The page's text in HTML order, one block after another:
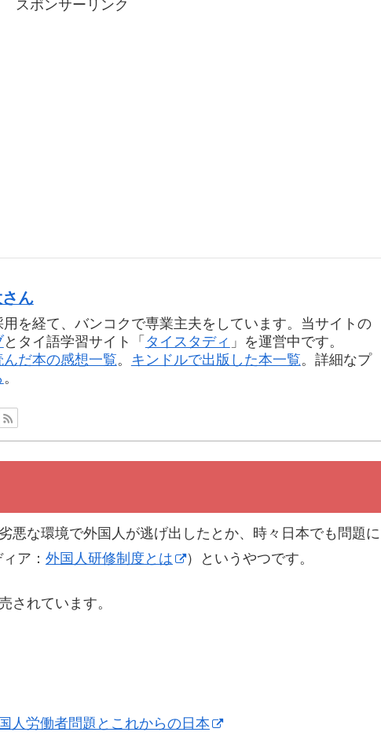
スポンサーリンク
ん
を経て、バンコクで専業主夫をしています。当サイトの
とタイ語学習サイト「 タイスタディ 」を運営中です。
んだ本の感想一覧。 キンドルで出版した本一覧。詳細なプ
。
悪な環境で外国人が逃げ出したとか、時々日本でも問題に
ア： 外国人研修制度とは ）というやつです。
されています。
人労働者問題とこれからの日本